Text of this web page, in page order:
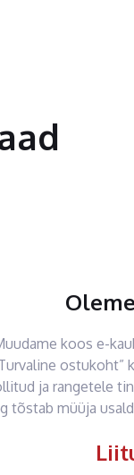
koos e-
ostukoht”
ja rangetele
tõstab müüja